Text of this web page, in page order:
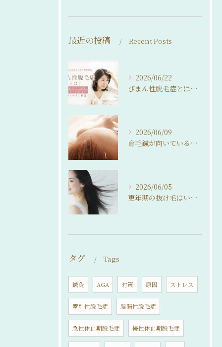
最近の投稿 Recent Posts
2026/06/22
びまん性脱毛症とは？女性の分け目薄毛・抜け毛との関係をわかりやすく解説
2026/06/09
育毛鍼が向いている人・向いていない人。 来院前に知っておいてほしいこと
2026/06/05
更年期の抜け毛はいつまで続く？ 自然に整えるという選択
タグ Tags
鍼灸 AGA 対策 原因 ストレス
牽引性脱毛症 脂漏性脱毛症
急性休止期脱毛症 慢性休止期脱毛症